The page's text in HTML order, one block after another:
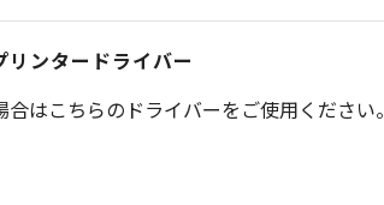
ンタードライバー
はこちらのドライバーをご使用ください。